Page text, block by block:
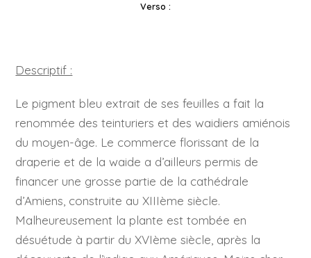
Verso :
Descriptif :
Le pigment bleu extrait de ses feuilles a fait la
renommée des teinturiers et des waidiers amiénois
du moyen-âge. Le commerce florissant de la
draperie et de la waide a d’ailleurs permis de
financer une grosse partie de la cathédrale
d’Amiens, construite au XIIIème siècle.
Malheureusement la plante est tombée en
désuétude à partir du XVIème siècle, après la